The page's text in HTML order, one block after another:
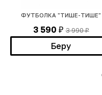
ФУТБОЛКА "ТИШЕ-ТИШЕ"
3 590 ₽ 3 990₽
Беру